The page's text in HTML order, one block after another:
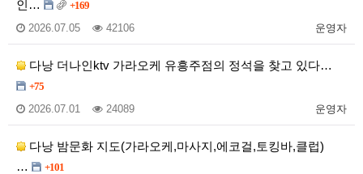
인…
+169
운영자
2026.07.05 42106
다낭 더나인ktv 가라오케 유흥주점의 정석을 찾고 있다…
+75
운영자
2026.07.01 24089
다낭 밤문화 지도(가라오케,마사지,에코걸,토킹바,클럽)
…
+101